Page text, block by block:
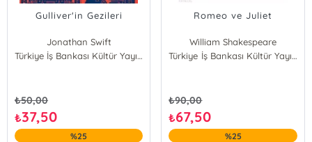
Gulliver'in Gezileri
Jonathan Swift
Türkiye İş Bankası Kültür Yayınları
₺50,00
₺37,50
%25
Romeo ve Juliet
William Shakespeare
Türkiye İş Bankası Kültür Yayınları
₺90,00
₺67,50
%25